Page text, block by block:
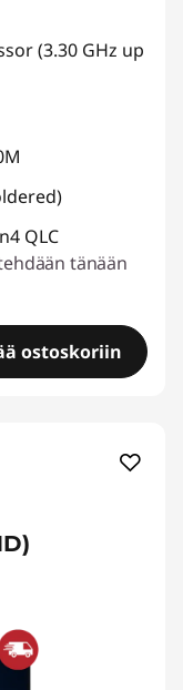
(3.30 GHz up
QLC
tänään
ostoskoriin